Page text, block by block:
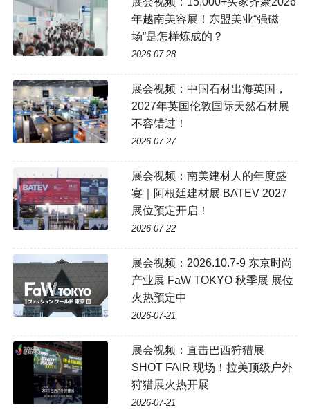
年越南美容展！东盟美业“强磁
场”是怎样炼成的？
2026-07-28
展会视频：中国石材出海英国，
2027年英国伦敦国际天然石材展
不容错过！
2026-07-27
展会视频：南美建材人的年度盛
宴｜阿根廷建材展 BATEV 2027
展位预定开启！
2026-07-22
展会视频：2026.10.7-9 东京时尚
产业展 FaW TOKYO 秋季展 展位
火热预定中
2026-07-21
展会视频：直击巴西狩猎展
SHOT FAIR 现场！拉美顶级户外
狩猎展火热开展
2026-07-21